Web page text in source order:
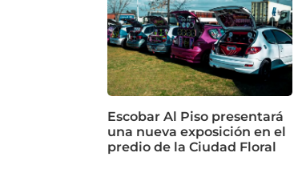
Escobar Al Piso presentará
una nueva exposición en el
predio de la Ciudad Floral